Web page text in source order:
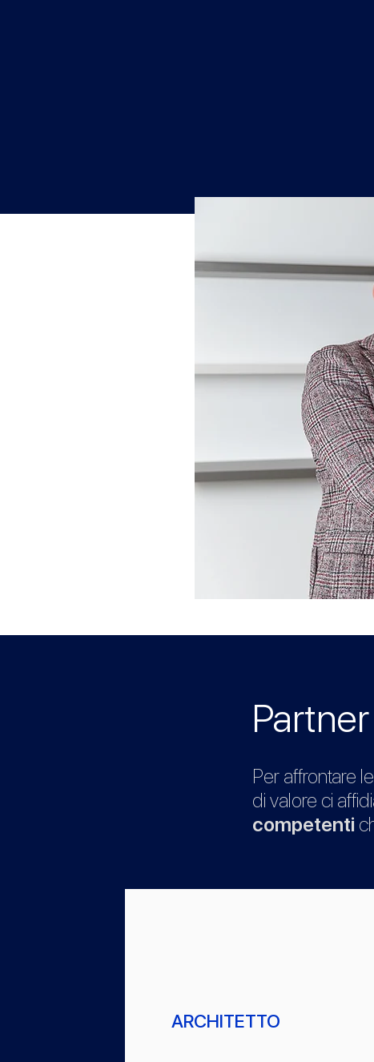
Partner
Per affrontare
di valore ci
competenti
ARCHITETTO